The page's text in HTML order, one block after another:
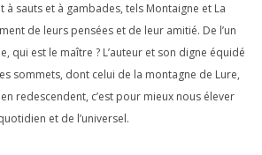
à sauts et à gam­bades, tels Montaigne et La
de leurs pen­sées et de leur ami­tié. De l’un
qui est le maître ? L’auteur et son digne équi­dé
som­mets, dont celui de la mon­tagne de Lure,
en redes­cendent, c’est pour mieux nous éle­ver
et de l’universel.